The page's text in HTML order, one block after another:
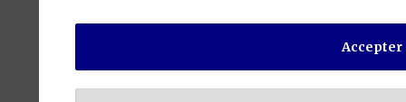
Accepter